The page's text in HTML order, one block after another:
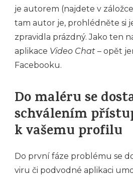
je autorem (najdete v
tam autor je, prohlédněte si
zpravidla prázdný. Jako ten
aplikace Video Chat – opět
Facebooku.
Do maléru se
schválením
k vašemu profilu
Do první fáze problému se
viru či podvodné aplikaci